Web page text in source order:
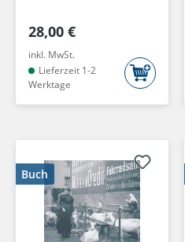
28,00 €
inkl. MwSt.
Lieferzeit 1-2
Werktage
Buch